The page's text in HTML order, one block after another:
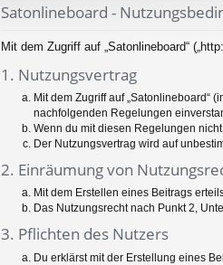
Satonlineboard -
Mit dem Zugriff auf „Satonlineboard“
1. Nutzungsvertrag
Mit dem Zugriff auf „Satonlineboard“
nachfolgenden Regelungen
Wenn du mit diesen Regelungen
Der Nutzungsvertrag wird auf
2. Einräumung von
Mit dem Erstellen eines Beitrags
Das Nutzungsrecht nach Punkt 2,
3. Pflichten des Nutzers
Du erklärst mit der Erstellung eines